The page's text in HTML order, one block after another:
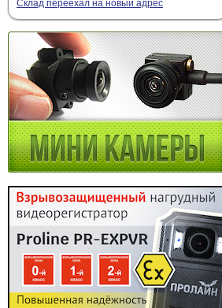
Склад переехал на новый адрес